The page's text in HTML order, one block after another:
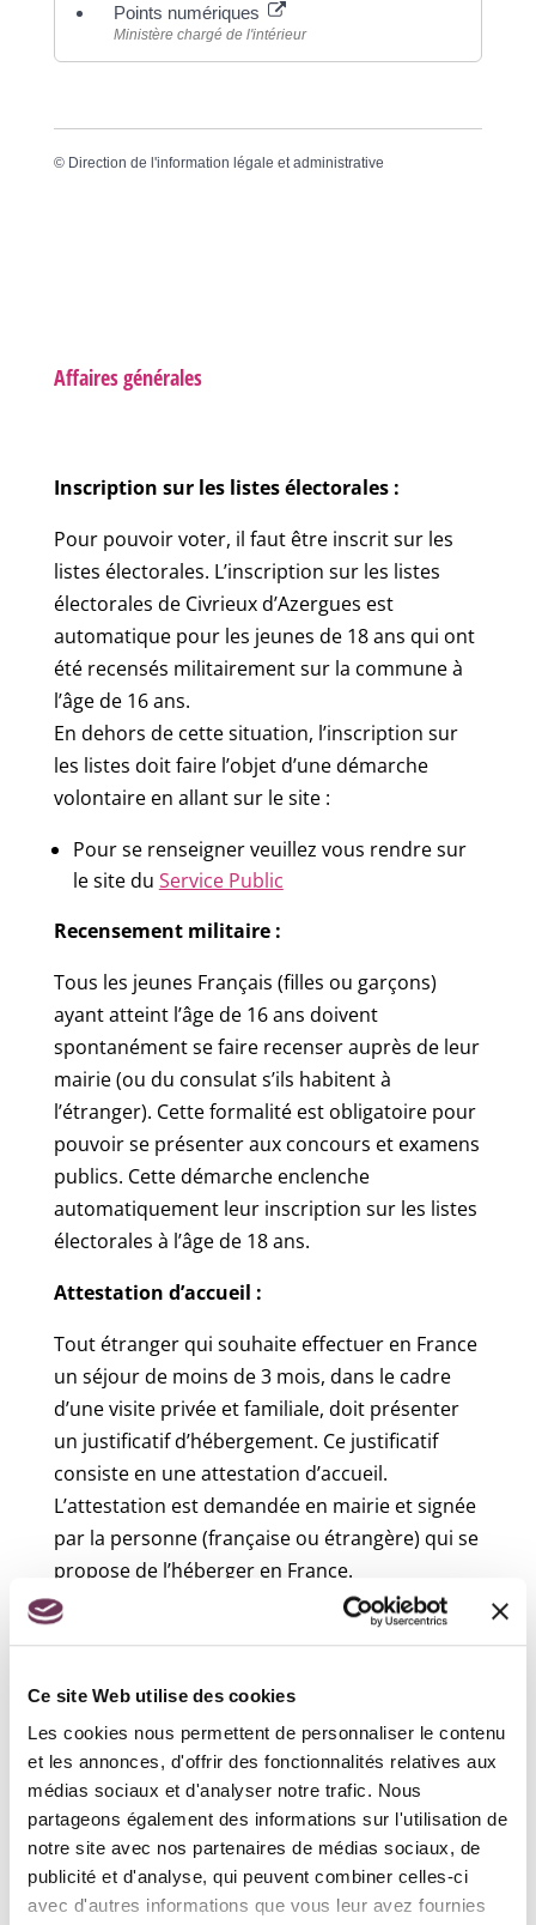
Ce site Web utilise des cookies
Les cookies nous permettent de personnaliser le contenu
et les annonces, d'offrir des fonctionnalités relatives aux
médias sociaux et d'analyser notre trafic. Nous
partageons également des informations sur l'utilisation de
notre site avec nos partenaires de médias sociaux, de
publicité et d'analyse, qui peuvent combiner celles-ci
avec d'autres informations que vous leur avez fournies
Points numériques
Ministère chargé de l'intérieur
© Direction de l'information légale et administrative
Affaires générales
Inscription sur les listes électorales :
Pour pouvoir voter, il faut être inscrit sur les
listes électorales. L’inscription sur les listes
électorales de Civrieux d’Azergues est
automatique pour les jeunes de 18 ans qui ont
été recensés militairement sur la commune à
l’âge de 16 ans.
En dehors de cette situation, l’inscription sur
les listes doit faire l’objet d’une démarche
volontaire en allant sur le site :
Pour se renseigner veuillez vous rendre sur
le site du Service Public
Recensement militaire :
Tous les jeunes Français (filles ou garçons)
ayant atteint l’âge de 16 ans doivent
spontanément se faire recenser auprès de leur
mairie (ou du consulat s’ils habitent à
l’étranger). Cette formalité est obligatoire pour
pouvoir se présenter aux concours et examens
publics. Cette démarche enclenche
automatiquement leur inscription sur les listes
électorales à l’âge de 18 ans.
Attestation d’accueil :
Tout étranger qui souhaite effectuer en France
un séjour de moins de 3 mois, dans le cadre
d’une visite privée et familiale, doit présenter
un justificatif d’hébergement. Ce justificatif
consiste en une attestation d’accueil.
L’attestation est demandée en mairie et signée
par la personne (française ou étrangère) qui se
propose de l’héberger en France.
Accueil particuliers>Transports - Mobilité >Carte
grise (certificat d'immatriculation)> Comment faire